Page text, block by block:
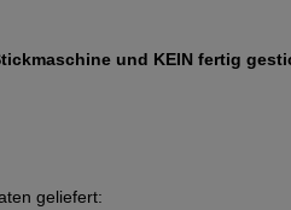
und KEIN fertig
geliefert: